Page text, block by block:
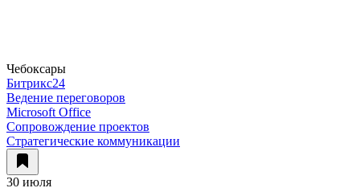
Чебоксары
Битрикс24
Ведение переговоров
Microsoft Office
Сопровождение проектов
Стратегические коммуникации
30 июля